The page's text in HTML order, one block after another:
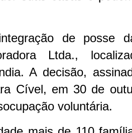
de posse
Ltda.,
A decisão,
Cível, em 30 de
voluntária.